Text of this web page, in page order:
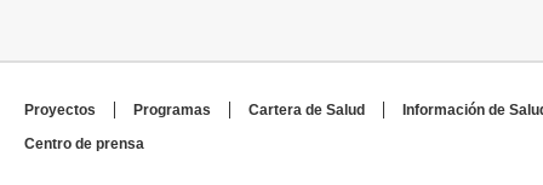
Proyectos Programas Cartera de Salud
Información de
Centro de prensa